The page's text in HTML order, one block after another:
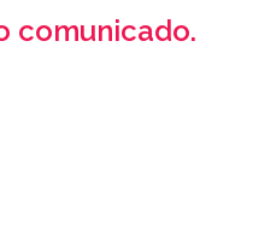
comunicado.